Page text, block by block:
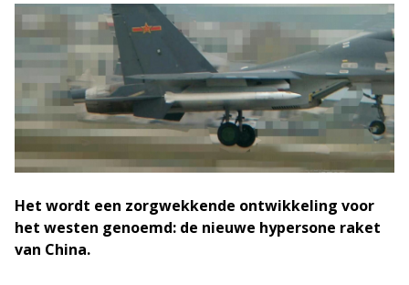
Het wordt een zorgwekkende ontwikkeling voor
het westen genoemd: de nieuwe hypersone raket
van China.